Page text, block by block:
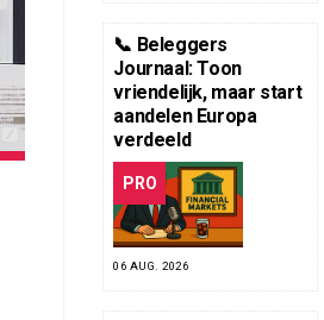
📞 Beleggers
Journaal: Toon
vriendelijk, maar start
aandelen Europa
verdeeld
PRO
06 AUG. 2026